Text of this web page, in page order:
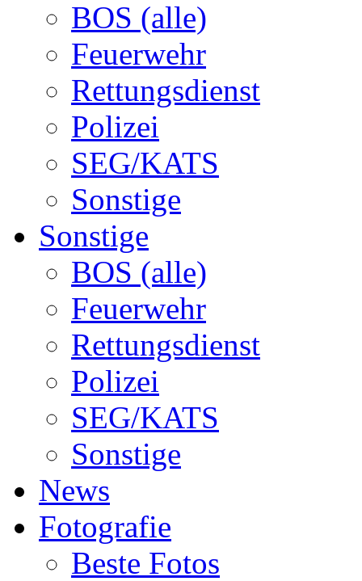
BOS (alle)
Feuerwehr
Rettungsdienst
Polizei
SEG/KATS
Sonstige
Sonstige
BOS (alle)
Feuerwehr
Rettungsdienst
Polizei
SEG/KATS
Sonstige
News
Fotografie
Beste Fotos